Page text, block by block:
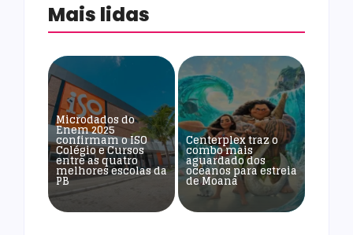
Mais lidas
Microdados do
Enem 2025
confirmam o ISO
Colégio e Cursos
entre as quatro
melhores escolas da
PB
Centerplex traz o
combo mais
aguardado dos
oceanos para estreia
de Moana